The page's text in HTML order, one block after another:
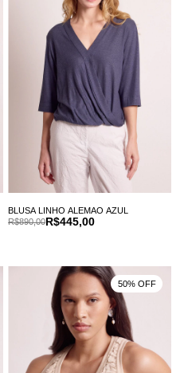
BLUSA LINHO ALEMAO AZUL
R$445,00
R$890,00
50% OFF